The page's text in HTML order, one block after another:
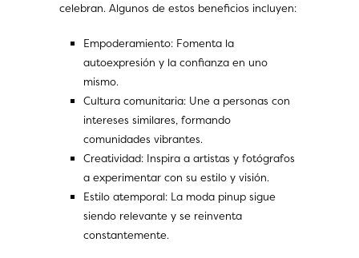
celebran. Algunos de estos beneficios incluyen:
Empoderamiento: Fomenta la
autoexpresión y la confianza en uno
mismo.
Cultura comunitaria: Une a personas con
intereses similares, formando
comunidades vibrantes.
Creatividad: Inspira a artistas y fotógrafos
a experimentar con su estilo y visión.
Estilo atemporal: La moda pinup sigue
siendo relevante y se reinventa
constantemente.